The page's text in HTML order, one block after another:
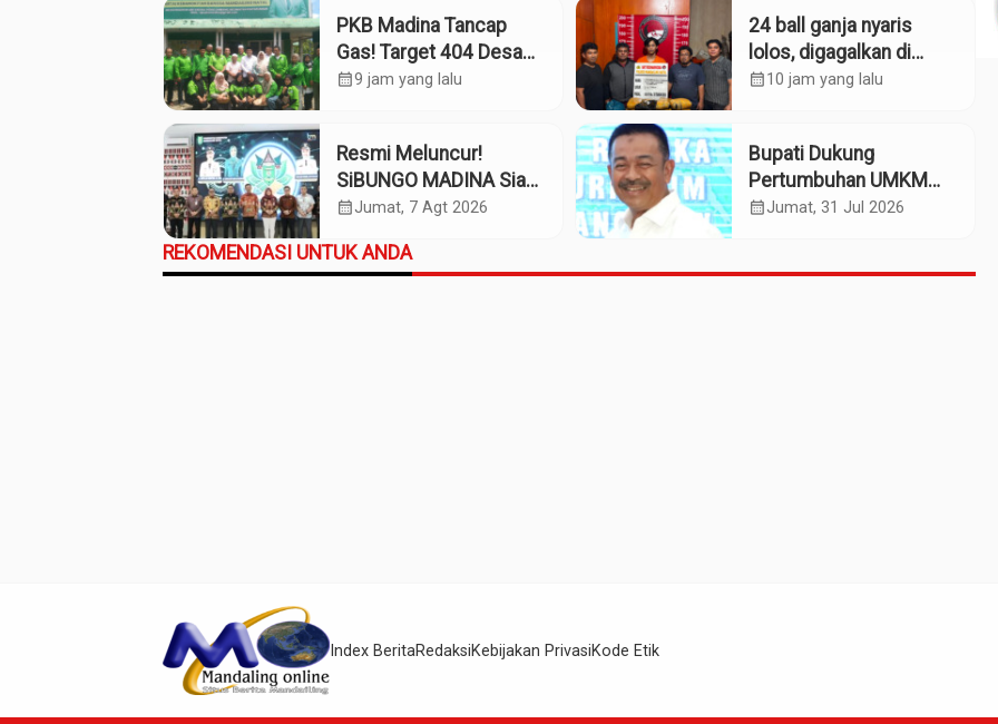
PKB Madina Tancap
Gas! Target 404 Desa
Tuntas Desember,
calendar_month9 jam yang lalu
24 ball ganja nyaris
lolos, digagalkan di
Simpang Empat
calendar_month10 jam yang lalu
Resmi Meluncur!
SiBUNGO MADINA Siap
Optimalkan Pendapatan
calendar_monthJumat, 7 Agt 2026
Bupati Dukung
Pertumbuhan UMKM
Termasuk Kampoeng
calendar_monthJumat, 31 Jul 2026
REKOMENDASI UNTUK ANDA
Index BeritaRedaksiKebijakan PrivasiKode Etik